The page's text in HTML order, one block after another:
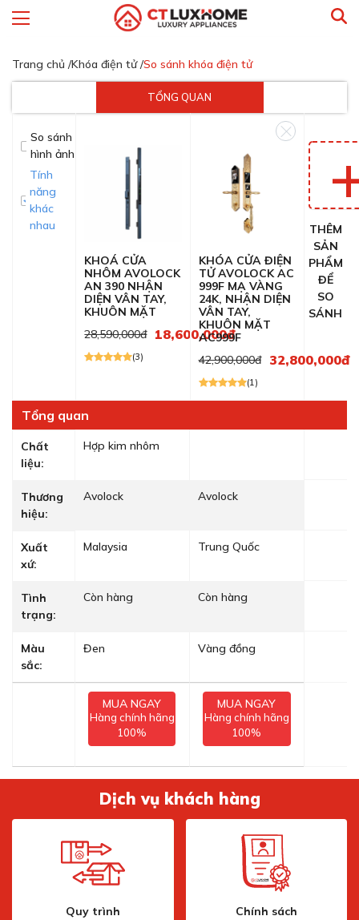
Trang chủ /Khóa điện tử /So sánh khóa điện tử
TỔNG QUAN
So sánh
hình ảnh
Tính
năng
khác
nhau
KHOÁ CỬA
NHÔM AVOLOCK
AN 390 NHẬN
DIỆN VÂN TAY,
KHUÔN MẶT
28,590,000đ 18,600,000đ
(3)
KHÓA CỬA ĐIỆN
TỬ AVOLOCK AC
999F MẠ VÀNG
24K, NHẬN DIỆN
VÂN TAY,
KHUÔN MẶT
AC999F
42,900,000đ
32,800,000đ
(1)
THÊM
SẢN
PHẨM
ĐỂ
SO
SÁNH
Tổng quan
Chất
liệu:
Hợp kim nhôm
Thương
hiệu:
Avolock Avolock
Xuất
xứ:
Malaysia Trung Quốc
Tình
trạng:
Còn hàng Còn hàng
Màu
sắc:
Đen Vàng đồng
MUA NGAY
Hàng chính hãng
100%
MUA NGAY
Hàng chính hãng
100%
Dịch vụ khách hàng
Quy trình
Chính sách